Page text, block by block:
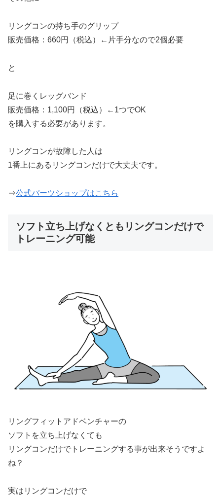
リングコンの持ち手のグリップ
販売価格：660円（税込）←片手分なので2個必要
と
足に巻くレッグバンド
販売価格：1,100円（税込）←1つでOK
を購入する必要があります。
リングコンが故障した人は
1番上にあるリングコンだけで大丈夫です。
⇒公式パーツショップはこちら
ソフト立ち上げなくともリングコンだけで
トレーニング可能
リングフィットアドベンチャーの
ソフトを立ち上げなくても
リングコンだけでトレーニングする事が出来そうですよ
ね？
実はリングコンだけで